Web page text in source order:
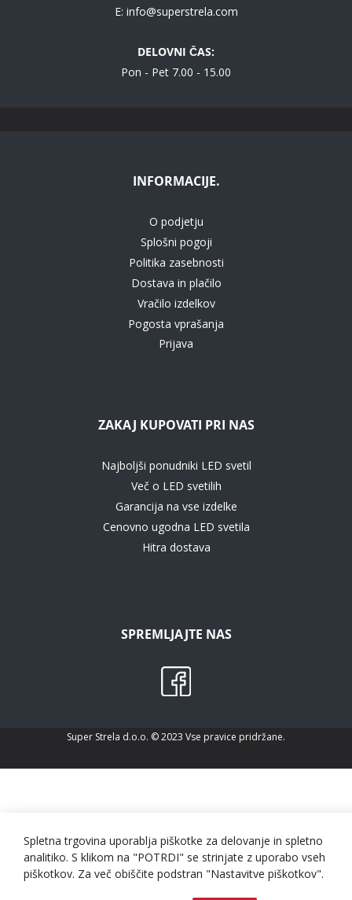
E: info@superstrela.com
DELOVNI ČAS:
Pon - Pet 7.00 - 15.00
INFORMACIJE.
O podjetju
Splošni pogoji
Politika zasebnosti
Dostava in plačilo
Vračilo izdelkov
Pogosta vprašanja
Prijava
ZAKAJ KUPOVATI PRI NAS
Najboljši ponudniki LED svetil
Več o LED svetilih
Garancija na vse izdelke
Cenovno ugodna LED svetila
Hitra dostava
SPREMLJAJTE NAS
Super Strela d.o.o. © 2023 Vse pravice pridržane.
Spletna trgovina uporablja piškotke za delovanje in spletno
analitiko. S klikom na "POTRDI" se strinjate z uporabo vseh
piškotkov. Za več obiščite podstran "Nastavitve piškotkov".